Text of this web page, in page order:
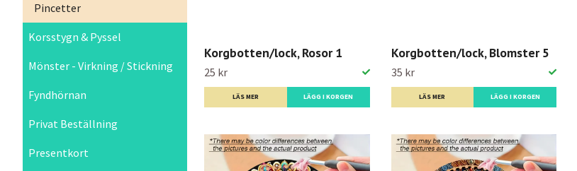
Pincetter
Korsstygn & Pyssel
Mönster - Virkning / Stickning
Fyndhörnan
Privat Beställning
Presentkort
Korgbotten/lock, Rosor 1
25 kr
LÄS MER LÄGG I KORGEN
Korgbotten/lock, Blomster 5
35 kr
LÄS MER LÄGG I KORGEN